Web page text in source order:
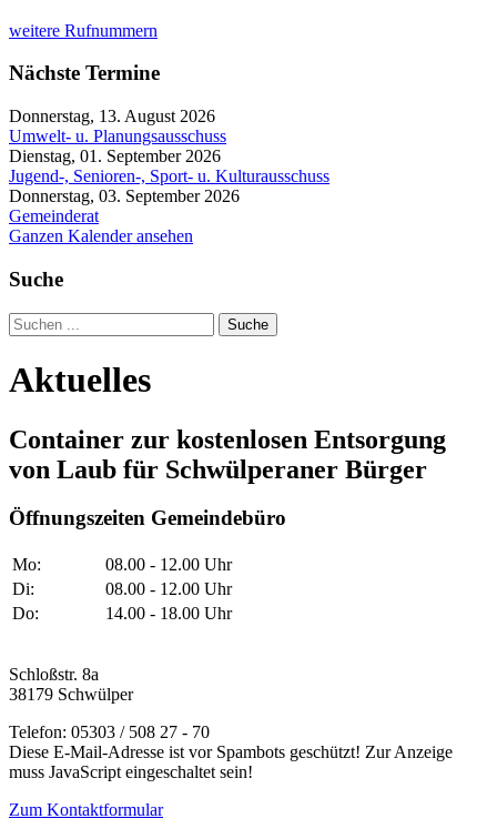
weitere Rufnummern
Nächste Termine
Donnerstag, 13. August 2026
Umwelt- u. Planungsausschuss
Dienstag, 01. September 2026
Jugend-, Senioren-, Sport- u. Kulturausschuss
Donnerstag, 03. September 2026
Gemeinderat
Ganzen Kalender ansehen
Suche
Suche
Aktuelles
Container zur kostenlosen Entsorgung
von Laub für Schwülperaner Bürger
Öffnungszeiten Gemeindebüro
Mo:
08.00 - 12.00 Uhr
Di:
08.00 - 12.00 Uhr
Do:
14.00 - 18.00 Uhr
Schloßstr. 8a
38179 Schwülper
Telefon: 05303 / 508 27 - 70
Diese E-Mail-Adresse ist vor Spambots geschützt! Zur Anzeige
muss JavaScript eingeschaltet sein!
Zum Kontaktformular